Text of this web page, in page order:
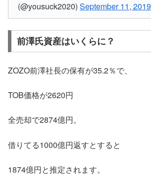
(@yousuck2020)September 11, 2019
前澤氏資産はいくらに？
ZOZO前澤社長の保有が35.2％で、
TOB価格が2620円
全売却で2874億円。
借りてる1000億円返すとすると
1874億円と推定されます。